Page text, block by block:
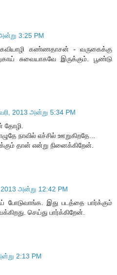
அன்று 3:25 PM
கண்ணதாசன் - வருகைக்கு
சுவையாகவே இருக்கும். பூண்டு
2013 அன்று 5:34 PM
தோழி.
நாவில் எச்சில் ஊறுகிறதே...
தான் என்று நினைக்கிறேன்.
2013 அன்று 12:42 PM
போடுவாங்க. இது படத்தை பார்க்கும்
செய்து பார்க்கிறேன்.
2:13 PM